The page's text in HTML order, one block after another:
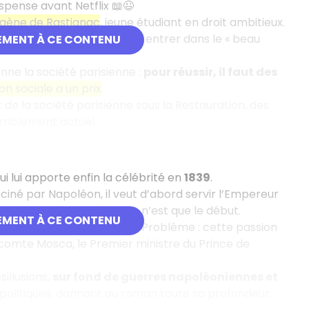
À CE CONTENU
avant Netflix 📖😉
de Rastignac, jeune étudiant en droit ambitieux.
filles, qu’il a pourtant fait entrer dans le « beau
À CE CONTENU
lui apporte enfin la célébrité en 1839.
par Napoléon, il veut d’abord servir l’Empereur
mouvementé… et ce n’est que le début.
de la prison de Parme. Problème : cette passion